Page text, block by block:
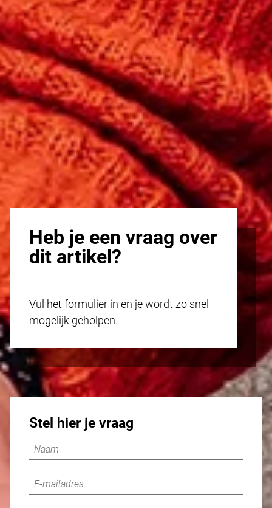
Heb je een vraag over
dit artikel?
Vul het formulier in en je wordt zo snel
mogelijk geholpen.
Stel hier je vraag